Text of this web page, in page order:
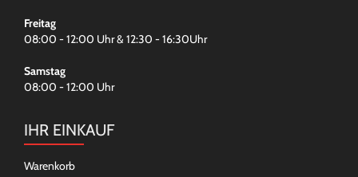
Freitag
08:00 - 12:00 Uhr & 12:30 - 16:30Uhr
Samstag
08:00 - 12:00 Uhr
IHR EINKAUF
Warenkorb